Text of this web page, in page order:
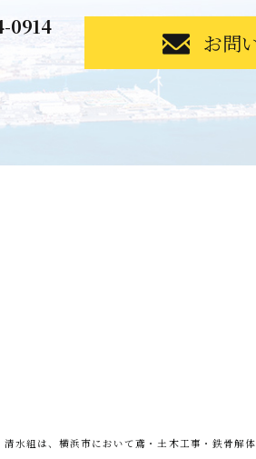
0914
お問
清水組は、横浜市において鳶・土木工事・鉄骨解